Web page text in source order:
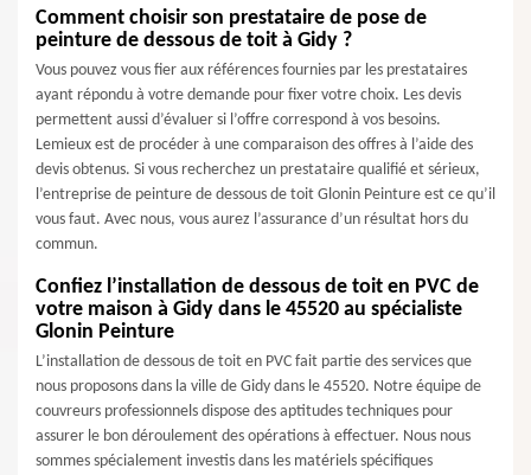
Comment choisir son prestataire de pose de
peinture de dessous de toit à Gidy ?
Vous pouvez vous fier aux références fournies par les prestataires
ayant répondu à votre demande pour fixer votre choix. Les devis
permettent aussi d’évaluer si l’offre correspond à vos besoins.
Lemieux est de procéder à une comparaison des offres à l’aide des
devis obtenus. Si vous recherchez un prestataire qualifié et sérieux,
l’entreprise de peinture de dessous de toit Glonin Peinture est ce qu’il
vous faut. Avec nous, vous aurez l’assurance d’un résultat hors du
commun.
Confiez l’installation de dessous de toit en PVC de
votre maison à Gidy dans le 45520 au spécialiste
Glonin Peinture
L’installation de dessous de toit en PVC fait partie des services que
nous proposons dans la ville de Gidy dans le 45520. Notre équipe de
couvreurs professionnels dispose des aptitudes techniques pour
assurer le bon déroulement des opérations à effectuer. Nous nous
sommes spécialement investis dans les matériels spécifiques